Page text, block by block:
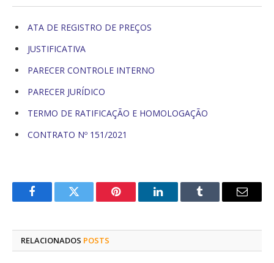
ATA DE REGISTRO DE PREÇOS
JUSTIFICATIVA
PARECER CONTROLE INTERNO
PARECER JURÍDICO
TERMO DE RATIFICAÇÃO E HOMOLOGAÇÃO
CONTRATO Nº 151/2021
FacebookTwitter Pinterest O
Tumblr
E-
RELACIONADOS POSTS